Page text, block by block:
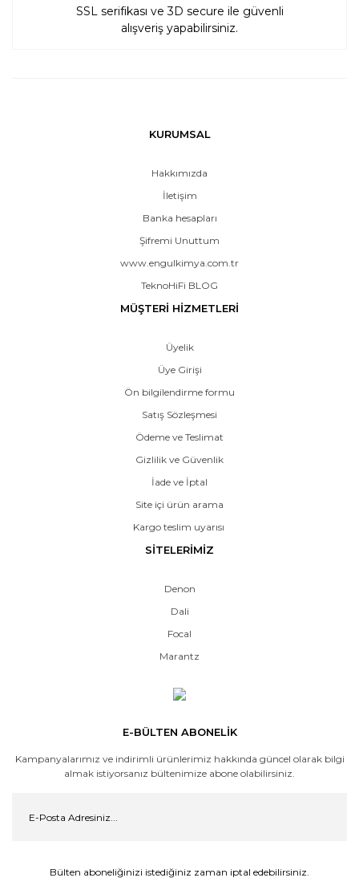
SSL serifikası ve 3D secure ile güvenli
alışveriş yapabilirsiniz.
KURUMSAL
Hakkımızda
İletişim
Banka hesapları
Şifremi Unuttum
www.engulkimya.com.tr
TeknoHiFi BLOG
MÜŞTERİ HİZMETLERİ
Üyelik
Üye Girişi
Ön bilgilendirme formu
Satış Sözleşmesi
Ödeme ve Teslimat
Gizlilik ve Güvenlik
İade ve İptal
Site içi ürün arama
Kargo teslim uyarısı
SİTELERİMİZ
Denon
Dali
Focal
Marantz
E-BÜLTEN ABONELİK
Kampanyalarımız ve indirimli ürünlerimiz hakkında güncel olarak bilgi
almak istiyorsanız bültenimize abone olabilirsiniz.
Bülten aboneliğinizi istediğiniz zaman iptal edebilirsiniz.